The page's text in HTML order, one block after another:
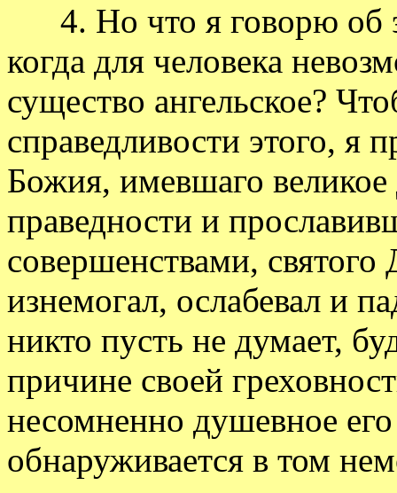
4. Но что я говорю об
когда для человека
существо ангельское?
справедливости этого, я
Божия, имевшаго
праведности и
совершенствами,
изнемогал, ослабевал и
никто пусть не думает,
причине своей
несомненно душевное
обнаруживается в том